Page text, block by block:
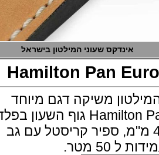
אינדקס שעוני המילטון בישראל
Hamilton Pan
משיקה דגם מיוחד
Hamilton Pan Europ Automatic גוף השעון בפלדת
בקוטר 42 מ"מ, ספיר קריסטל עם גב
מטר.